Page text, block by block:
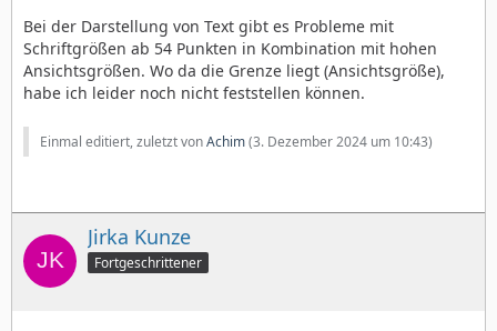
Bei der Darstellung von Text gibt es Probleme mit
Schriftgrößen ab 54 Punkten in Kombination mit hohen
Ansichtsgrößen. Wo da die Grenze liegt (Ansichtsgröße),
habe ich leider noch nicht feststellen können.
Einmal editiert, zuletzt vonAchim(3. Dezember 2024 um 10:43)
Jirka Kunze
Fortgeschrittener